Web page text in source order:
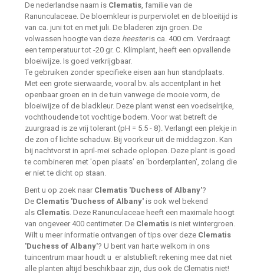
De nederlandse naam is Clematis, familie van de
Ranunculaceae. De bloemkleur is purperviolet en de bloeitijd is
van ca. juni tot en met juli. De bladeren zijn groen. De
volwassen hoogte van deze heesteris ca. 400 cm. Verdraagt
een temperatuur tot -20 gr. C. Klimplant, heeft een opvallende
bloeiwijze. Is goed verkrijgbaar.
Te gebruiken zonder specifieke eisen aan hun standplaats.
Met een grote sierwaarde, vooral bv. als accentplant in het
openbaar groen en in de tuin vanwege de mooie vorm, de
bloeiwijze of de bladkleur. Deze plant wenst een voedselrijke,
vochthoudende tot vochtige bodem. Voor wat betreft de
zuurgraad is ze vrij tolerant (pH = 5.5 - 8). Verlangt een plekje in
de zon of lichte schaduw. Bij voorkeur uit de middagzon. Kan
bij nachtvorst in april-mei schade oplopen. Deze plant is goed
te combineren met 'open plaats' en 'borderplanten', zolang die
er niet te dicht op staan.
Bent u op zoek naar Clematis 'Duchess of Albany'?
De Clematis 'Duchess of Albany' is ook wel bekend
als Clematis. Deze Ranunculaceae heeft een maximale hoogt
van ongeveer 400 centimeter. De Clematis is niet wintergroen.
Wilt u meer informatie ontvangen of tips over deze Clematis
'Duchess of Albany'? U bent van harte welkom in ons
tuincentrum maar houdt u er alstublieft rekening mee dat niet
alle planten altijd beschikbaar zijn, dus ook de Clematis niet!